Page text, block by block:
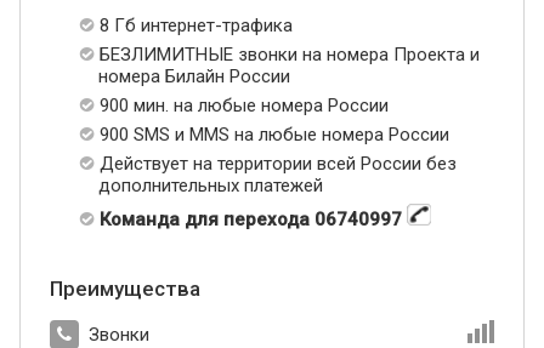
8 Гб интернет-трафика
БЕЗЛИМИТНЫЕ звонки на номера Проекта и
номера Билайн России
900 мин. на любые номера России
900 SMS и MMS на любые номера России
Действует на территории всей России без
дополнительных платежей
Команда для перехода 06740997
Преимущества
Звонки